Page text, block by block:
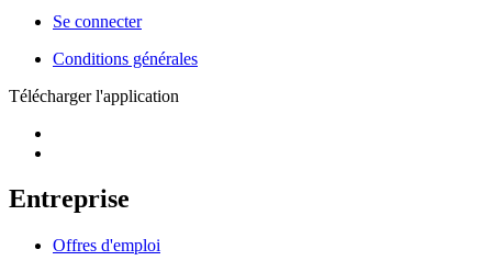
Se connecter
Conditions générales
Télécharger l'application
Entreprise
Offres d'emploi